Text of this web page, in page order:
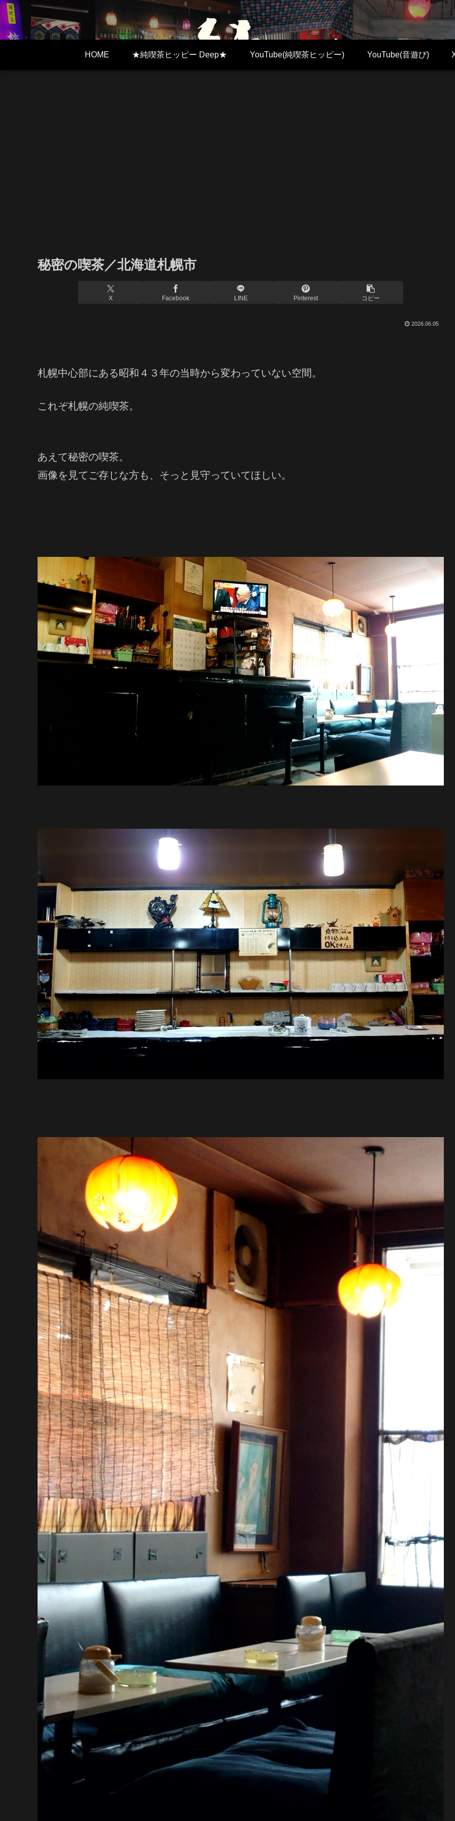
HOME ★純喫茶ヒッピー Deep★ YouTube(純喫茶ヒッピー) YouTube(音遊び)
秘密の喫茶／北海道札幌市
X Facebook LINE Pinterest コピー
2026.06.05
札幌中心部にある昭和４３年の当時から変わっていない空間。
これぞ札幌の純喫茶。
あえて秘密の喫茶。
画像を見てご存じな方も、そっと見守っていてほしい。